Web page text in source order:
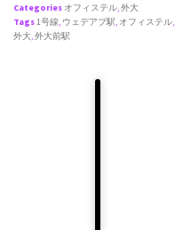
Categories オフィステル,外大
Tags1号線, ウェデアプ駅, オフィステル,
外大,外大前駅